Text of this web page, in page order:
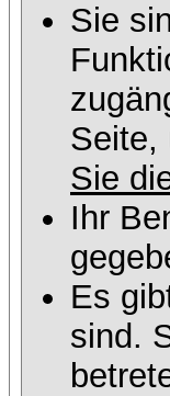
Sie
Seite,
Sie
Ihr
Es
sind.